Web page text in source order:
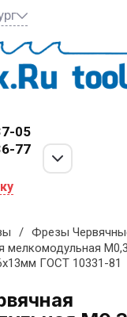
05
77
/ Фрезы
мелкомодульная
ГОСТ 10331-81